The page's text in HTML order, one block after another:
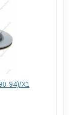
94)/X1